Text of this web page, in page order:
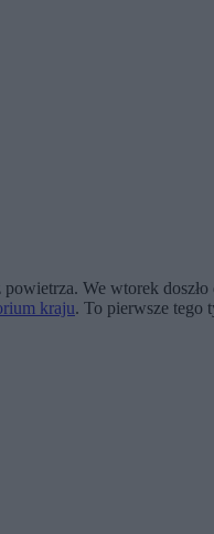
We wtorek
kraju. To pierwsze tego